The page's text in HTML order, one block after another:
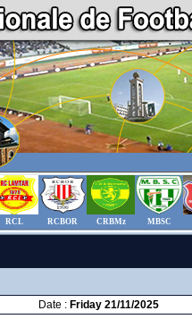
RCL RCBOR CRBMz MBSC
Date : Friday 21/11/2025